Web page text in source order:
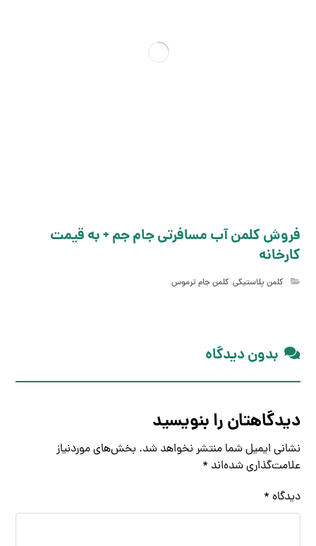
فروش کلمن آب مسافرتی جام جم + به قیمت
کارخانه
کلمن پلاستیکی,کلمن جام ترموس
بدون دیدگاه
دیدگاهتان را بنویسید
نشانی ایمیل شما منتشر نخواهد شد. بخش‌های موردنیاز
علامت‌گذاری شده‌اند *
دیدگاه *